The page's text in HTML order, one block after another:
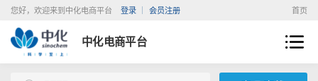
首页
您好，欢迎来到中化电商平台 登录 会员注册
中化电商平台